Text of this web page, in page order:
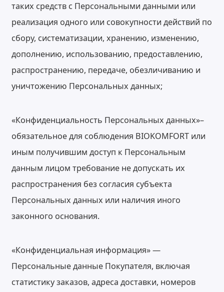
таких средств с Персональными данными или
реализация одного или совокупности действий по
сбору, систематизации, хранению, изменению,
дополнению, использованию, предоставлению,
распространению, передаче, обезличиванию и
уничтожению Персональных данных;
«Конфиденциальность Персональных данных»–
обязательное для соблюдения BIOKOMFORT или
иным получившим доступ к Персональным
данным лицом требование не допускать их
распространения без согласия субъекта
Персональных данных или наличия иного
законного основания.
«Конфиденциальная информация» —
Персональные данные Покупателя, включая
статистику заказов, адреса доставки, номеров